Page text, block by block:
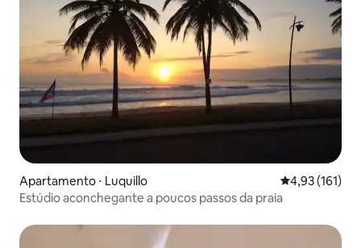
Apartamento ⋅ Luquillo 4,93 de uma
4,93 (161)
Estúdio aconchegante a poucos passos da praia